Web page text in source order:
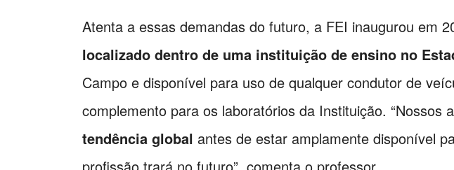
Atenta a essas demandas do futuro, a FEI inaugurou em
localizado dentro de uma instituição de ensino no
Campo e disponível para uso de qualquer condutor de
complemento para os laboratórios da Instituição.
tendência global antes de estar amplamente disponível